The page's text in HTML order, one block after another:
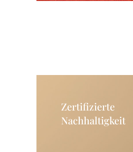
Zertifizierte
Nachhaltigkeit